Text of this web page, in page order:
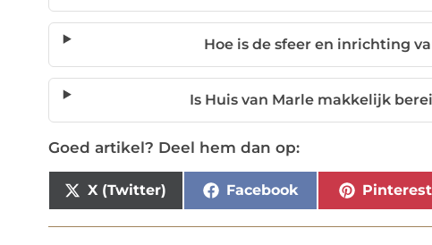
Hoe is de sfeer en inrichting
Is Huis van Marle makkelijk
Goed artikel? Deel hem dan op:
X (Twitter) Facebook Pinterest